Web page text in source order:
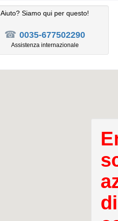
Aiuto? Siamo qui per questo!
☎ 0035-677502290
Assistenza internazionale